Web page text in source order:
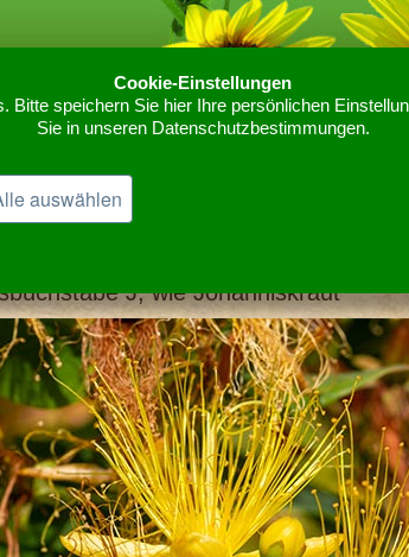
Cookie-Einstellungen
Bitte speichern Sie hier Ihre persönlichen
Sie in unseren Datenschutzbestimmungen.
auswählen
und Pflanzen
J, wie Johanniskraut